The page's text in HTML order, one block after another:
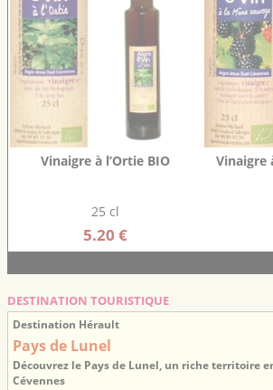
Vinaigre à l’Ortie BIO
25 cl
5.20 €
Vinaigre
DESTINATION TOURISTIQUE
Destination Hérault
Pays de Lunel
Découvrez le Pays de Lunel, un riche territoire
Cévennes